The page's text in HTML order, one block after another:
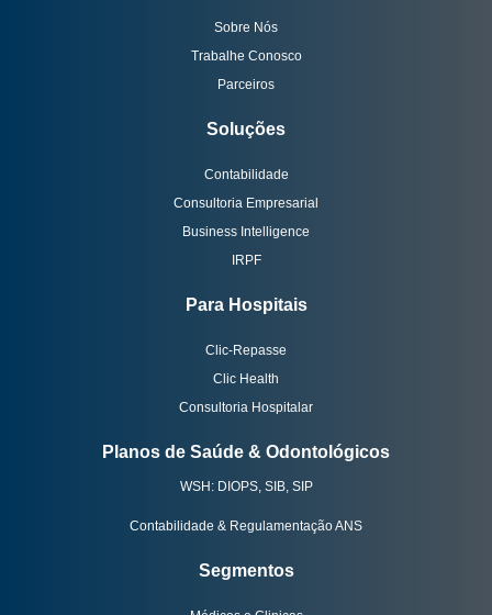
Sobre Nós
Trabalhe Conosco
Parceiros
Soluções
Contabilidade
Consultoria Empresarial
Business Intelligence
IRPF
Para Hospitais
Clic-Repasse
Clic Health
Consultoria Hospitalar
Planos de Saúde & Odontológicos
WSH: DIOPS, SIB, SIP
Contabilidade & Regulamentação ANS
Segmentos